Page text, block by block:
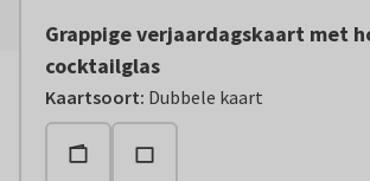
Grappige verjaardagskaart met
cocktailglas
Kaartsoort: Dubbele kaart
Vanaf: € 2,99 excl. verzendkosten